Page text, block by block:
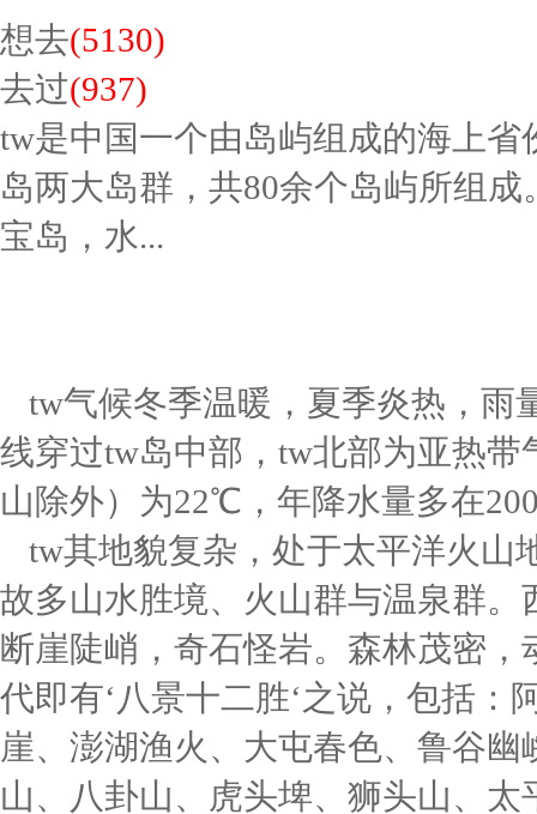
想去(5130)
去过(937)
tw是中国一个由岛屿组成的海上
岛两大岛群，共80余个岛屿所组
宝岛，水...
tw气候冬季温暖，夏季炎热，雨
线穿过tw岛中部，tw北部为亚热
山除外）为22℃，年降水量多在
tw其地貌复杂，处于太平洋火山
故多山水胜境、火山群与温泉群
断崖陡峭，奇石怪岩。森林茂密，
代即有‘八景十二胜‘之说，包括
崖、澎湖渔火、大屯春色、鲁谷
山、八卦山、虎头埤、狮头山、